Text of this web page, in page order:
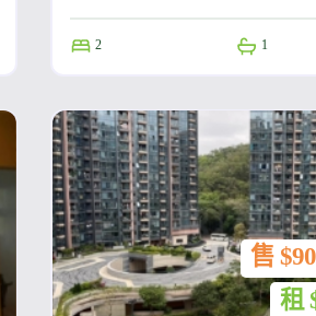
2 1
售
租